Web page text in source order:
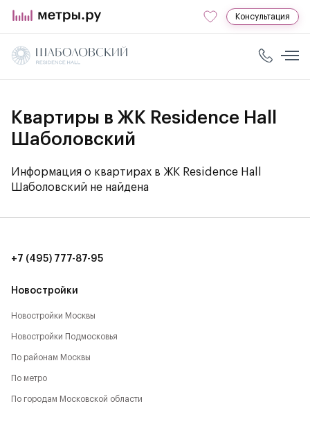
Консультация
Квартиры в ЖК Residence Hall
Шаболовский
Информация о квартирах в ЖК Residence Hall
Шаболовский не найдена
Новостройки
Новостройки Москвы
Новостройки Подмосковья
По районам Москвы
По метро
По городам Московской области
+7 (495) 777-87-95